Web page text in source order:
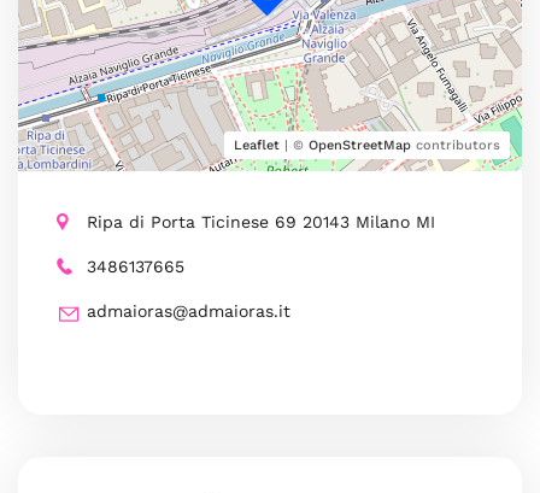
Leaflet | © OpenStreetMap contributors
Ripa di Porta Ticinese 69 20143 Milano MI
3486137665
admaioras@admaioras.it